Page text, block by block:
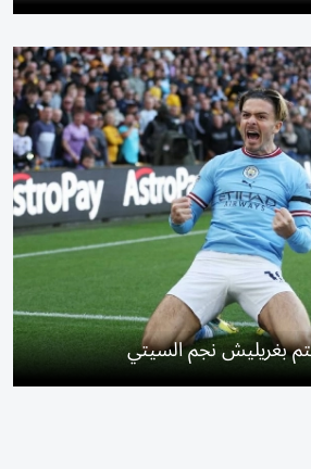
بغريليش نجم السيتي